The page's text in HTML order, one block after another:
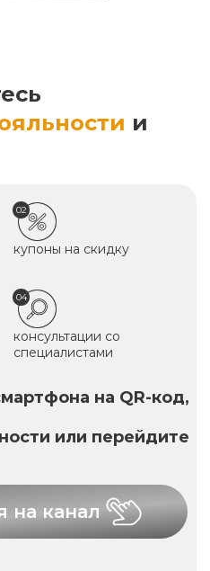
и
02
купоны на скидку
04
консультации со
специалистами
на QR-код,
или перейдите
на канал